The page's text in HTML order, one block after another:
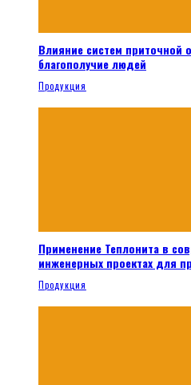
Влияние систем приточной
благополучие людей
Продукция
Применение Теплонита в
инженерных проектах для
Продукция